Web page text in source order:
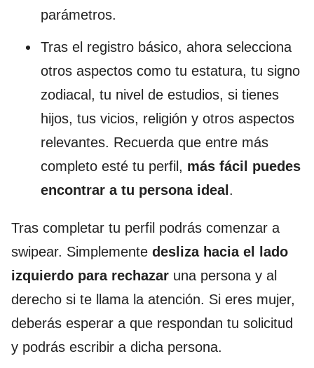
parámetros.
Tras el registro básico, ahora selecciona
otros aspectos como tu estatura, tu signo
zodiacal, tu nivel de estudios, si tienes
hijos, tus vicios, religión y otros aspectos
relevantes. Recuerda que entre más
completo esté tu perfil, más fácil puedes
encontrar a tu persona ideal .
Tras completar tu perfil podrás comenzar a
swipear. Simplemente desliza hacia el lado
izquierdo para rechazar una persona y al
derecho si te llama la atención. Si eres mujer,
deberás esperar a que respondan tu solicitud
y podrás escribir a dicha persona.